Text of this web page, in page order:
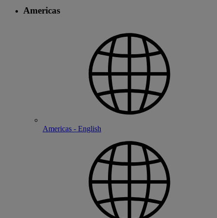
Americas
Americas - English